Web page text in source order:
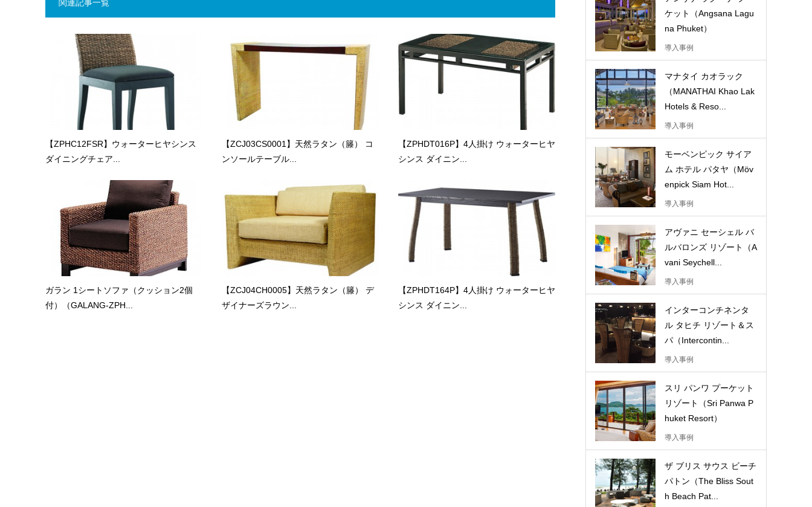
関連記事一覧
【ZPHC12FSR】ウォーターヒヤシンス
ダイニングチェア...
【ZCJ03CS0001】天然ラタン（籐） コ
ンソールテーブル...
【ZPHDT016P】4人掛け ウォーターヒヤ
シンス ダイニン...
ガラン 1シートソファ（クッション2個
付）（GALANG-ZPH...
【ZCJ04CH0005】天然ラタン（籐） デ
ザイナーズラウン...
【ZPHDT164P】4人掛け ウォーターヒヤ
シンス ダイニン...
ケット（Angsana Lagu
na Phuket）
導入事例
マナタイ カオラック
（MANATHAI Khao Lak
Hotels & Reso...
導入事例
モーベンピック サイア
ム ホテル パタヤ（Möv
enpick Siam Hot...
導入事例
アヴァニ セーシェル バ
ルバロンズ リゾート（A
vani Seychell...
導入事例
インターコンチネンタ
ル タヒチ リゾート＆ス
パ（Intercontin...
導入事例
スリ パンワ プーケット
リゾート（Sri Panwa P
huket Resort）
導入事例
ザ ブリス サウス ビーチ
パトン（The Bliss Sout
h Beach Pat...